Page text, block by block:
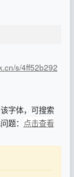
s/4ff52b292
字体，可搜索
题： 点击查看